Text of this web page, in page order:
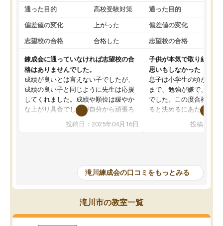
通った目的 高校受験対策
偏差値の変化 上がった
志望校の合格 合格した
錬成会に通っていなければ志望校の合
格はありませんでした。
成績が良いとは言えない子でしたが、
成績の良い子と同じように先生は応援
してくれました。成績や順位は緩やか
な上がり具合でしたが自分から頑張ろ
うと前向きな変化が見られました。ま
た塾生仲間と点数で勝った負けたと競
投稿日：2025年04月16日
通った目的
偏差値の変化
志望校の合格
子供が本気で取り組む姿
思いもしなかった
息子は小学生の頃から中
まで、勉強が嫌で、練成
でした。この度合格した
ると決めるにあたり、先
が勉強に向かえるよう
が、受験日まで伴走して
かげで、継続して勉強に
ができました。この継続
さりました。親子共々、
投稿日：
滝川練成会の口コミをもっとみる
滝川市の教室一覧